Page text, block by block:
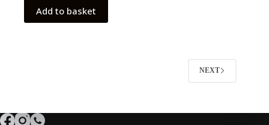
12,00€.
8,00€.
Add to basket
NEXT